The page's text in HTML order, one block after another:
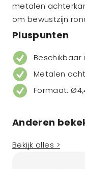
metalen
om bewustzijn
Pluspunten
Beschikbaar
Metalen
Formaat:
Anderen
Bekijk alles >